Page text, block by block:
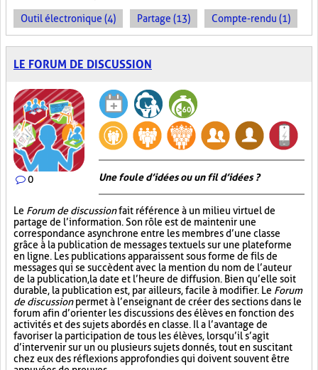
Outil électronique (4) Partage (13) Compte-rendu (1)
LE FORUM DE DISCUSSION
0 Une foule d’idées ou un fil d’idées ?
Le Forum de discussionfait référence à un milieu virtuel de
partage de l’information. Son rôle est de maintenir une
correspondance asynchrone entre les membres d’une classe
grâce à la publication de messages textuels sur une plateforme
en ligne. Les publications apparaissent sous forme de fils de
messages qui se succèdent avec la mention du nom de l’auteur
de la publication, la date et l’heure de diffusion. Bien qu’elle soit
durable, la publication est, par ailleurs, facile à modifier. Le Forum
de discussionpermet à l’enseignant de créer des sections dans le
forum afin d’orienter les discussions des élèves en fonction des
activités et des sujets abordés en classe. Il a l’avantage de
favoriser la participation de tous les élèves, lorsqu’il s’agit
d’intervenir sur un ou plusieurs sujets donnés, tout en suscitant
chez eux des réflexions approfondies qui doivent souvent être